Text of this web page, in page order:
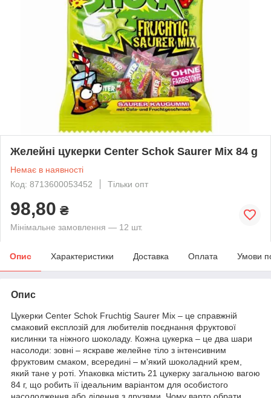
Желейні цукерки Center Schok Saurer Mix 84 g
Немає в наявності
Код: 8713600053452
Тільки опт
98,80 ₴
Мінімальне замовлення — 12 шт.
Опис Характеристики Доставка Оплата Умови
Опис
Цукерки Center Schok Fruchtig Saurer Mix – це справжній
смаковий експлозій для любителів поєднання фруктової
кислинки та ніжного шоколаду. Кожна цукерка – це два шари
насолоди: зовні – яскраве желейне тіло з інтенсивним
фруктовим смаком, всередині – м'який шоколадний крем,
який тане у роті. Упаковка містить 21 цукерку загальною вагою
84 г, що робить її ідеальним варіантом для особистого
насолодження або ділення з друзями. Чому варто обрати